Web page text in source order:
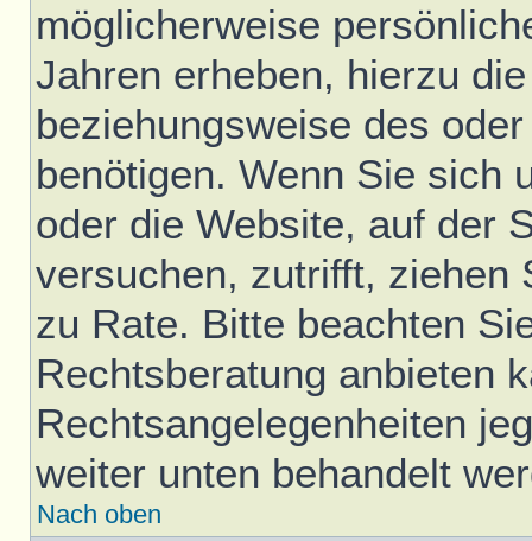
möglicherweise
Jahren erheben, hierzu
beziehungsweise des
benötigen. Wenn Sie sich
oder die Website, auf der
versuchen, zutrifft, ziehen
zu Rate. Bitte beachten
Rechtsberatung anbieten
Rechtsangelegenheiten
weiter unten behandelt
Nach oben